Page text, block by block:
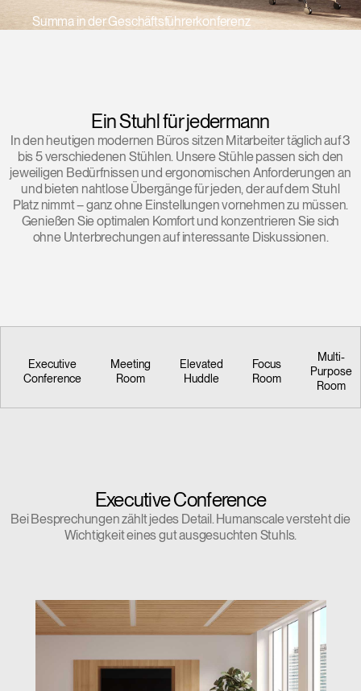
Opens
Opens
Opens
Opens
Opens
Opens
Opens
Summa in der Geschäftsführerkonferenz
Ein Stuhl für jedermann
In den heutigen modernen Büros sitzen Mitarbeiter täglich auf 3
bis 5 verschiedenen Stühlen. Unsere Stühle passen sich den
jeweiligen Bedürfnissen und ergonomischen Anforderungen an
und bieten nahtlose Übergänge für jeden, der auf dem Stuhl
Platz nimmt – ganz ohne Einstellungen vornehmen zu müssen.
Genießen Sie optimalen Komfort und konzentrieren Sie sich
ohne Unterbrechungen auf interessante Diskussionen.
Executive
Conference
Meeting
Room
Elevated
Huddle
Focus
Room
Multi-
Purpose
Room
Executive Conference
Bei Besprechungen zählt jedes Detail. Humanscale versteht die
Wichtigkeit eines gut ausgesuchten Stuhls.